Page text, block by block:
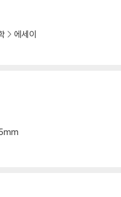
에세이